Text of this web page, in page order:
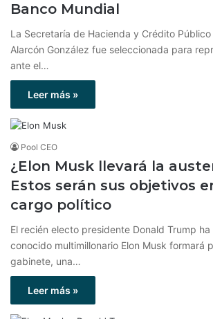
Banco Mundial
La Secretaría de Hacienda y Crédito
Alarcón González fue seleccionada para
ante el…
Leer más »
Pool CEO
¿Elon Musk llevará la
Estos serán sus objetivos
cargo político
El recién electo presidente Donald Trump
conocido multimillonario Elon Musk formará
gabinete, una…
Leer más »